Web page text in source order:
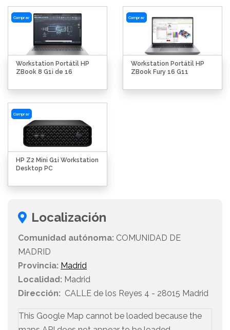
Comprar
Workstation Portátil HP
ZBook 8 G1i de 16
Comprar
Workstation Portátil HP
ZBook Fury 16 G11
Comprar
HP Z2 Mini G1i Workstation
Desktop PC
Localización
Comunidad autónoma: COMUNIDAD DE
MADRID
Provincia: Madrid
Localidad: Madrid
Dirección: CALLE de los Reyes 4 - 28015 Madrid
This Google Map cannot be loaded because the